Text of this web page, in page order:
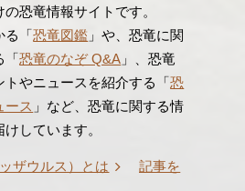
恐竜情報サイトです。
る「恐竜図鑑 」や、恐竜に関
「恐竜のなぞ Q&A 」、恐竜
トやニュースを紹介する「恐
ース 」など、恐竜に関する情
しています。
ザウルス）とは
記事を